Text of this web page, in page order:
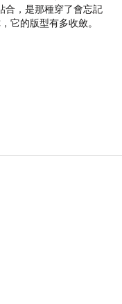
合，是那種穿了會忘記
它的版型有多收斂。